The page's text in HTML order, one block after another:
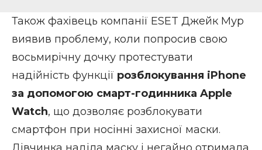
Також фахівець компанії ESET Джейк Мур
виявив проблему, коли попросив свою
восьмирічну дочку протестувати
надійність функції розблокування iPhone
за допомогою смарт-годинника Apple
Watch, що дозволяє розблокувати
смартфон при носінні захисної маски.
Дівчинка наділа маску і негайно отримала